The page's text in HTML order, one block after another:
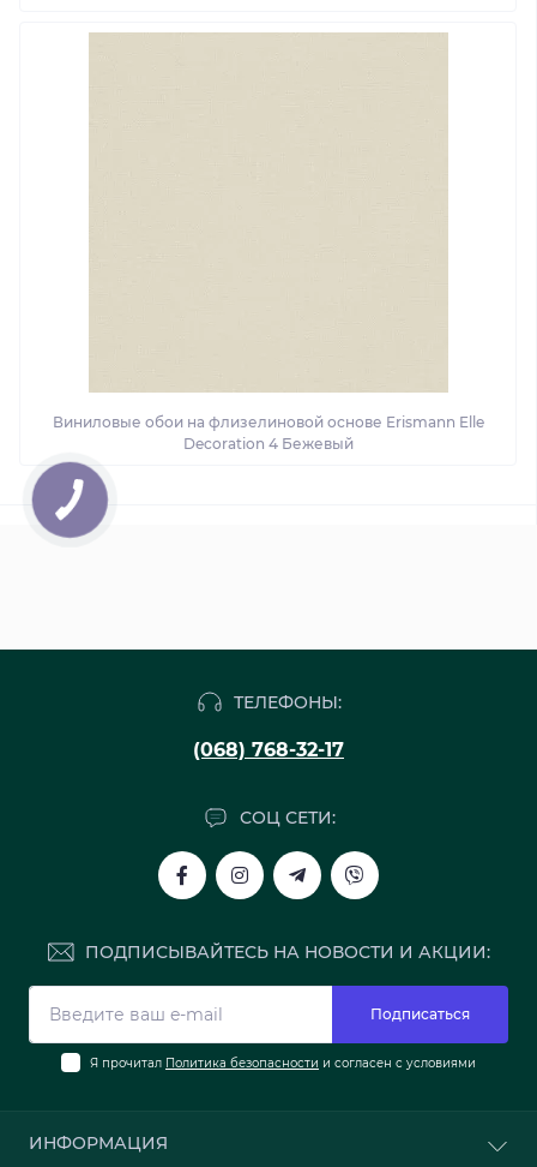
Виниловые обои на флизелиновой основе Erismann Elle
Decoration 4 Бежевый
ТЕЛЕФОНЫ:
(068) 768-32-17
СОЦ СЕТИ:
ПОДПИСЫВАЙТЕСЬ НА НОВОСТИ И АКЦИИ:
Подписаться
Я прочитал Политика безопасности и согласен с условиями
ИНФОРМАЦИЯ